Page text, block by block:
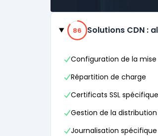
Catégories
86% de compatibilité
86 Solutions CDN :
Configuration de la
Répartition de charge
Certificats SSL
Gestion de la
Journalisation spécifique